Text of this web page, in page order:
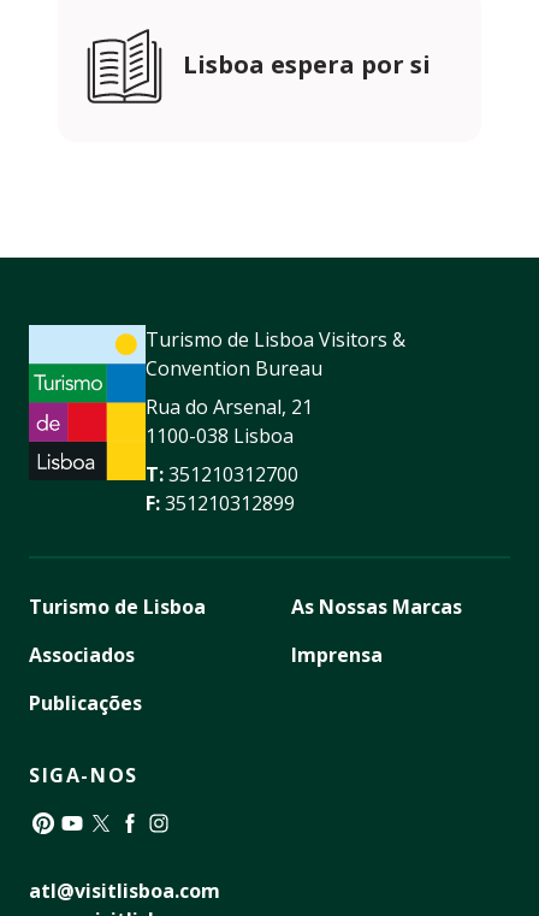
Lisboa espera por si
Turismo de Lisboa Visitors &
Convention Bureau
Rua do Arsenal, 21
1100-038 Lisboa
T:351210312700
F:351210312899
Turismo de Lisboa
Associados
Publicações
As Nossas Marcas
Imprensa
SIGA-NOS
atl@visitlisboa.com